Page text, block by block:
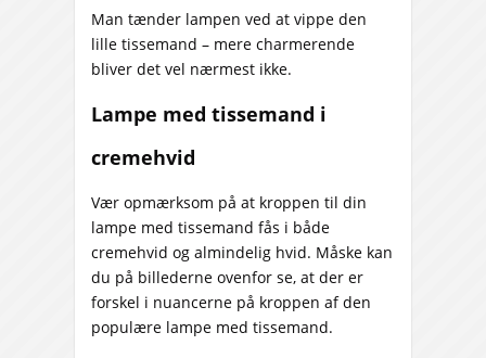
Man tænder lampen ved at vippe den
lille tissemand – mere charmerende
bliver det vel nærmest ikke.
Lampe med tissemand i
cremehvid
Vær opmærksom på at kroppen til din
lampe med tissemand fås i både
cremehvid og almindelig hvid. Måske kan
du på billederne ovenfor se, at der er
forskel i nuancerne på kroppen af den
populære lampe med tissemand.